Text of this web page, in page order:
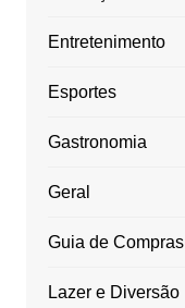
Entretenimento
Esportes
Gastronomia
Geral
Guia de Compras
Lazer e Diversão